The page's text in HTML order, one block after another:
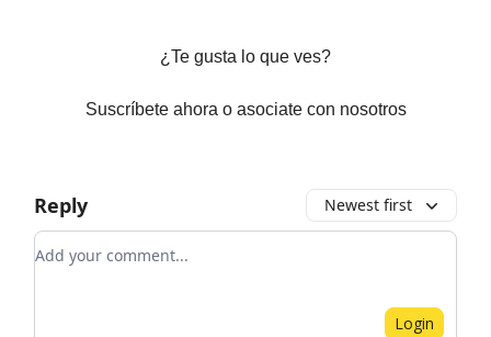
¿Te gusta lo que ves?
Suscríbete ahora o asociate con nosotros
Reply Newest first
Add your comment
Login